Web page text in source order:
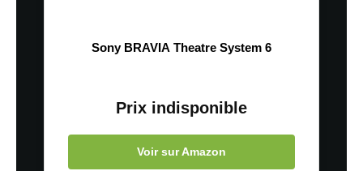
Sony BRAVIA Theatre System 6
Prix indisponible
Voir sur Amazon